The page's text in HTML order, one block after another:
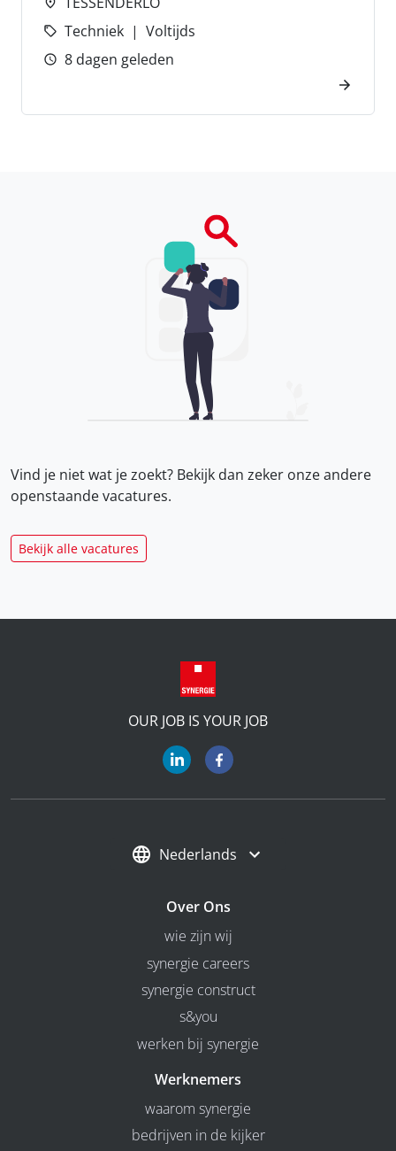
Techniek
Voltijds
8 dagen geleden
Vind je niet wat je zoekt? Bekijk dan zeker onzeandere
openstaande vacatures.
Bekijk alle vacatures
OUR JOB IS YOUR JOB
Nederlands
Over Ons
wie zijn wij
synergie careers
synergie construct
s&you
werken bij synergie
Werknemers
waarom synergie
bedrijven in de kijker